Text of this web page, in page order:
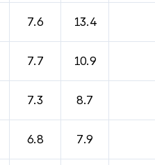
7.6 13.4
7.7 10.9
7.3 8.7
6.8 7.9